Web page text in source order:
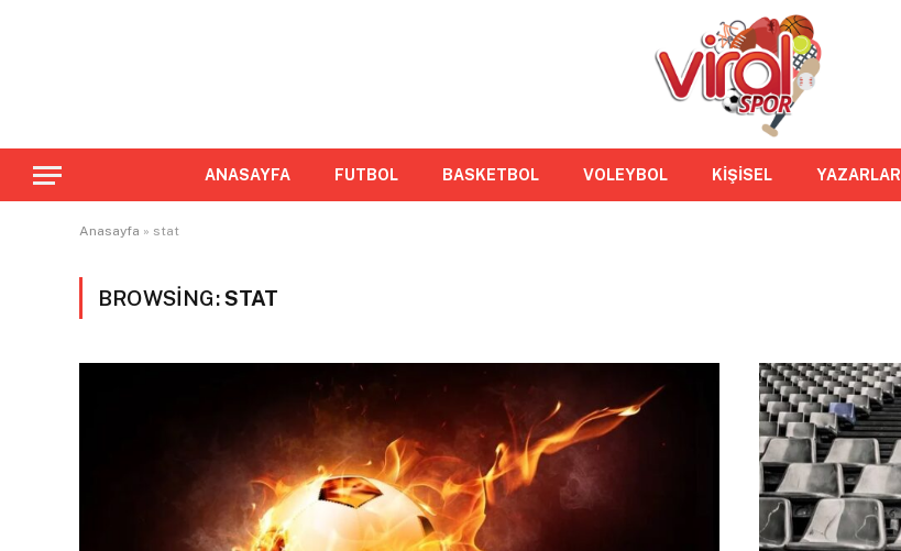
ANASAYFA FUTBOL BASKETBOL VOLEYBOL KİŞİSEL YAZARLAR
Anasayfa » stat
BROWSING:STAT